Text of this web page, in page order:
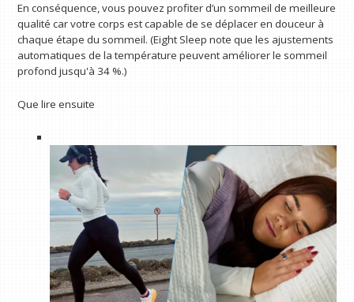
En conséquence, vous pouvez profiter d’un sommeil de meilleure
qualité car votre corps est capable de se déplacer en douceur à
chaque étape du sommeil. (Eight Sleep note que les ajustements
automatiques de la température peuvent améliorer le sommeil
profond jusqu'à 34 %.)
Que lire ensuite